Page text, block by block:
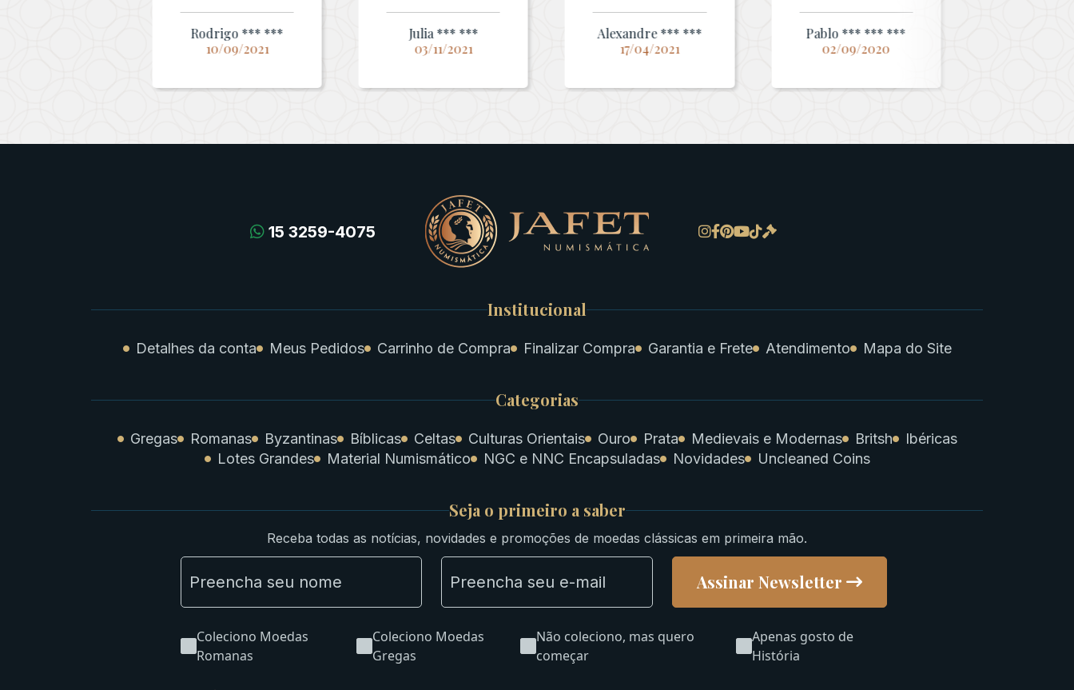
Rodrigo *** ***
10/09/2021
Julia *** ***
03/11/2021
Alexandre *** ***
17/04/2021
Pablo *** *** ***
02/09/2020
15 3259-4075
Institucional
Detalhes da conta Meus Pedidos Carrinho de Compra Finalizar Compra Garantia e Frete Atendimento Mapa do Site
Categorias
Gregas Romanas Byzantinas Bíblicas Celtas Culturas Orientais Ouro Prata Medievais e Modernas Britsh
Ibéricas
Lotes Grandes
Material Numismático NGC e NNC Encapsuladas Novidades Uncleaned Coins
Seja o primeiro a saber
Receba todas as notícias, novidades e promoções de moedas clássicas em primeira mão.
Coleciono Moedas
Romanas
Coleciono Moedas
Gregas
Não coleciono, mas quero
começar
Apenas gosto de
História
Assinar Newsletter